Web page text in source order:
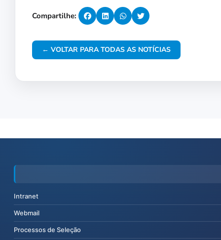
Compartilhe:
← VOLTAR PARA TODAS AS NOTÍCIAS
Intranet
Webmail
Processos de Seleção